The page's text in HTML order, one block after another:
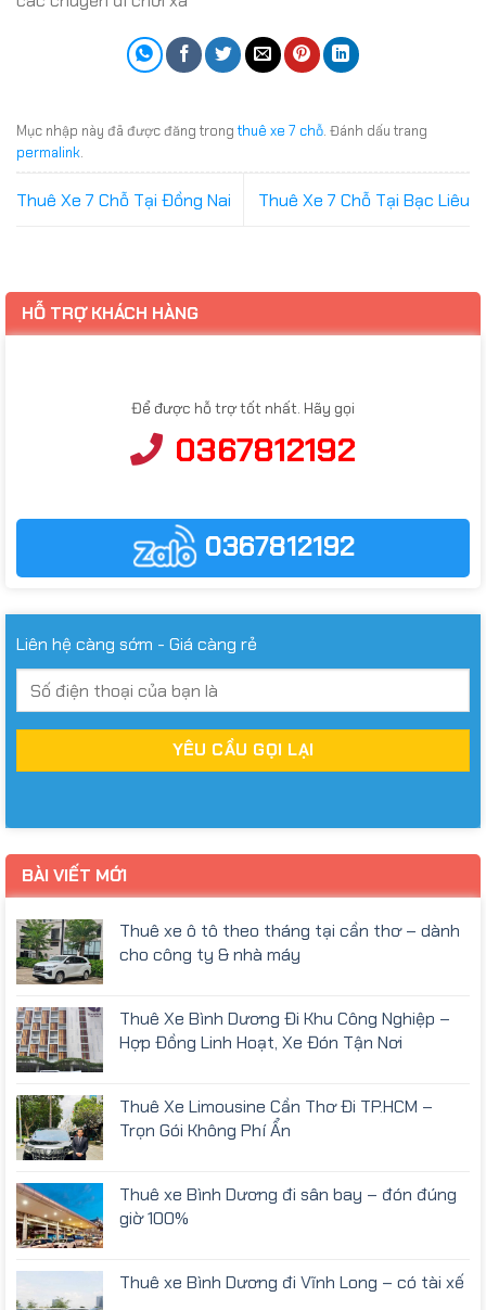
Mục nhập này đã được đăng trongthuê xe 7 chỗ. Đánh dấu trang
permalink.
Thuê Xe 7 Chỗ Tại Đồng Nai Thuê Xe 7 Chỗ Tại Bạc Liêu
HỖ TRỢ KHÁCH HÀNG
Để được hỗ trợ tốt nhất. Hãy gọi
0367812192
0367812192
Liên hệ càng sớm - Giá càng rẻ
BÀI VIẾT MỚI
Thuê xe ô tô theo tháng tại cần thơ – dành
cho công ty & nhà máy
Thuê Xe Bình Dương Đi Khu Công Nghiệp –
Hợp Đồng Linh Hoạt, Xe Đón Tận Nơi
Thuê Xe Limousine Cần Thơ Đi TP.HCM –
Trọn Gói Không Phí Ẩn
Thuê xe Bình Dương đi sân bay – đón đúng
giờ 100%
Thuê xe Bình Dương đi Vĩnh Long – có tài xế